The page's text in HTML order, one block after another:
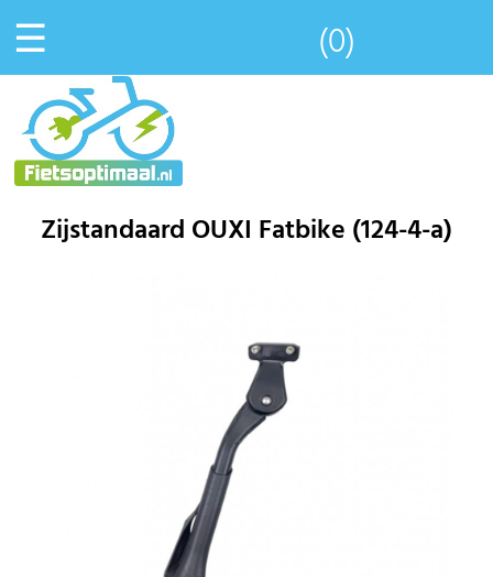
☰ (0)
Zijstandaard OUXI Fatbike (124-4-a)